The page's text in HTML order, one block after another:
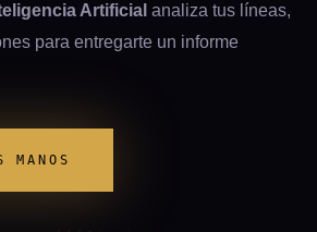
Artificial analiza tus líneas,
para entregarte un informe